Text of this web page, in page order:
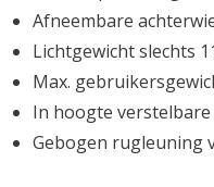
Afneembare
Lichtgewicht slechts
Max.
In hoogte
Gebogen rugleuning